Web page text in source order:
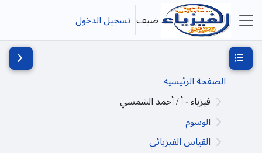
تخطى إلى المحتوى الرئيسي
واجهة جانبية
ضيف تسجيل الدخول
الصفحة الرئيسية
فيزياء - أ / أحمد الشمسي
الوسوم
القياس الفيزيائي
فتح فهرس المقرر فتح